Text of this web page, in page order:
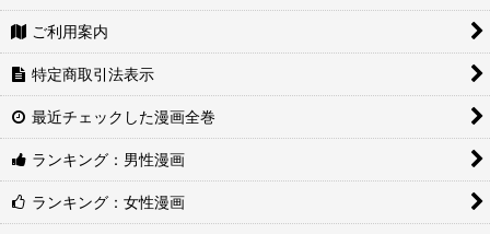
ご利用案内
特定商取引法表示
最近チェックした漫画全巻
ランキング：男性漫画
ランキング：女性漫画